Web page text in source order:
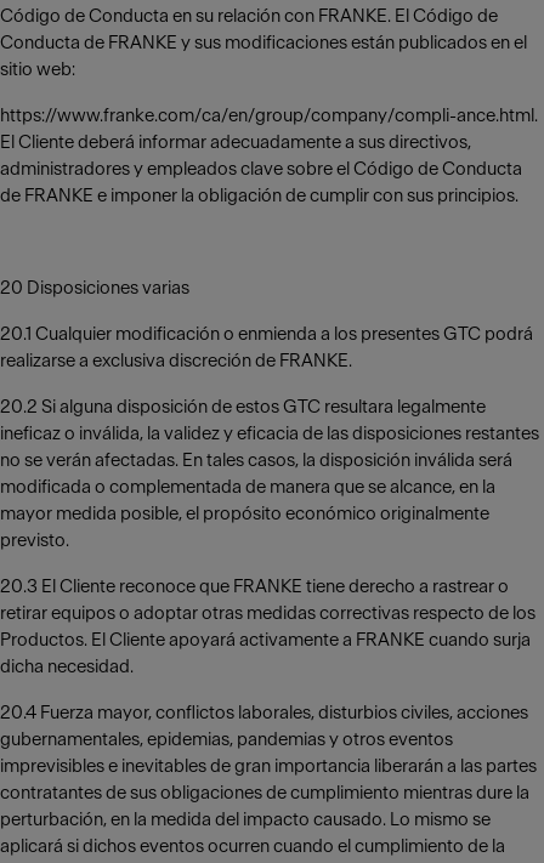
Código de Conducta en su relación con FRANKE. El Código de
Conducta de FRANKE y sus modificaciones están publicados en el
sitio web:
https://www.franke.com/ca/en/group/company/compli-ance.html.
El Cliente deberá informar adecuadamente a sus directivos,
administradores y empleados clave sobre el Código de Conducta
de FRANKE e imponer la obligación de cumplir con sus principios.
20 Disposiciones varias
20.1 Cualquier modificación o enmienda a los presentes GTC podrá
realizarse a exclusiva discreción de FRANKE.
20.2 Si alguna disposición de estos GTC resultara legalmente
ineficaz o inválida, la validez y eficacia de las disposiciones restantes
no se verán afectadas. En tales casos, la disposición inválida será
modificada o complementada de manera que se alcance, en la
mayor medida posible, el propósito económico originalmente
previsto.
20.3 El Cliente reconoce que FRANKE tiene derecho a rastrear o
retirar equipos o adoptar otras medidas correctivas respecto de los
Productos. El Cliente apoyará activamente a FRANKE cuando surja
dicha necesidad.
20.4 Fuerza mayor, conflictos laborales, disturbios civiles, acciones
gubernamentales, epidemias, pandemias y otros eventos
imprevisibles e inevitables de gran importancia liberarán a las partes
contratantes de sus obligaciones de cumplimiento mientras dure la
perturbación, en la medida del impacto causado. Lo mismo se
aplicará si dichos eventos ocurren cuando el cumplimiento de la